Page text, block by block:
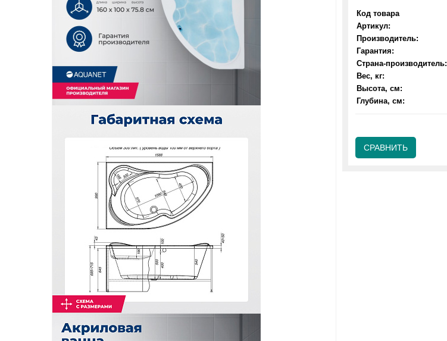
Код товара
Артикул:
Производитель:
Гарантия:
Страна-производитель:
Вес, кг:
Высота, см:
Глубина, см:
СРАВНИТЬ